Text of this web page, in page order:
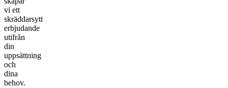
vi ett
skräddarsytt
erbjudande
utifrån
din
uppsättning
och
dina
behov.